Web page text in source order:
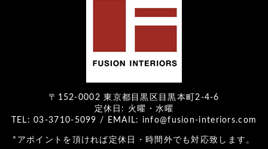
〒152-0002 東京都目黒区目黒本町2-4-6
定休日: 火曜・水曜
TEL: 03-3710-5099 / EMAIL: info@fusion-interiors.com
*アポイントを頂ければ定休日・時間外でも対応致します。